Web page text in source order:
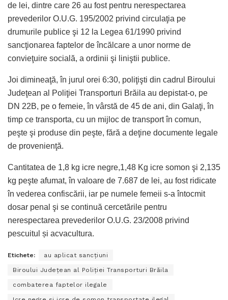
de lei, dintre care 26 au fost pentru nerespectarea
prevederilor O.U.G. 195/2002 privind circulaţia pe
drumurile publice şi 12 la Legea 61/1990 privind
sancţionarea faptelor de încălcare a unor norme de
convieţuire socială, a ordinii şi liniştii publice.
Joi dimineaţă, în jurul orei 6:30, poliţişti din cadrul Biroului
Judeţean al Poliţiei Transporturi Brăila au depistat-o, pe
DN 22B, pe o femeie, în vârstă de 45 de ani, din Galaţi, în
timp ce transporta, cu un mijloc de transport în comun,
peşte şi produse din peşte, fără a deţine documente legale
de provenienţă.
Cantitatea de 1,8 kg icre negre,1,48 Kg icre somon şi 2,135
kg peşte afumat, în valoare de 7.687 de lei, au fost ridicate
în vederea confiscării, iar pe numele femeii s-a întocmit
dosar penal şi se continuă cercetările pentru
nerespectarea prevederilor O.U.G. 23/2008 privind
pescuitul și acvacultura.
Etichete: au aplicat sancţiuni
Biroului Judeţean al Poliţiei Transporturi Brăila
combaterea faptelor ilegale